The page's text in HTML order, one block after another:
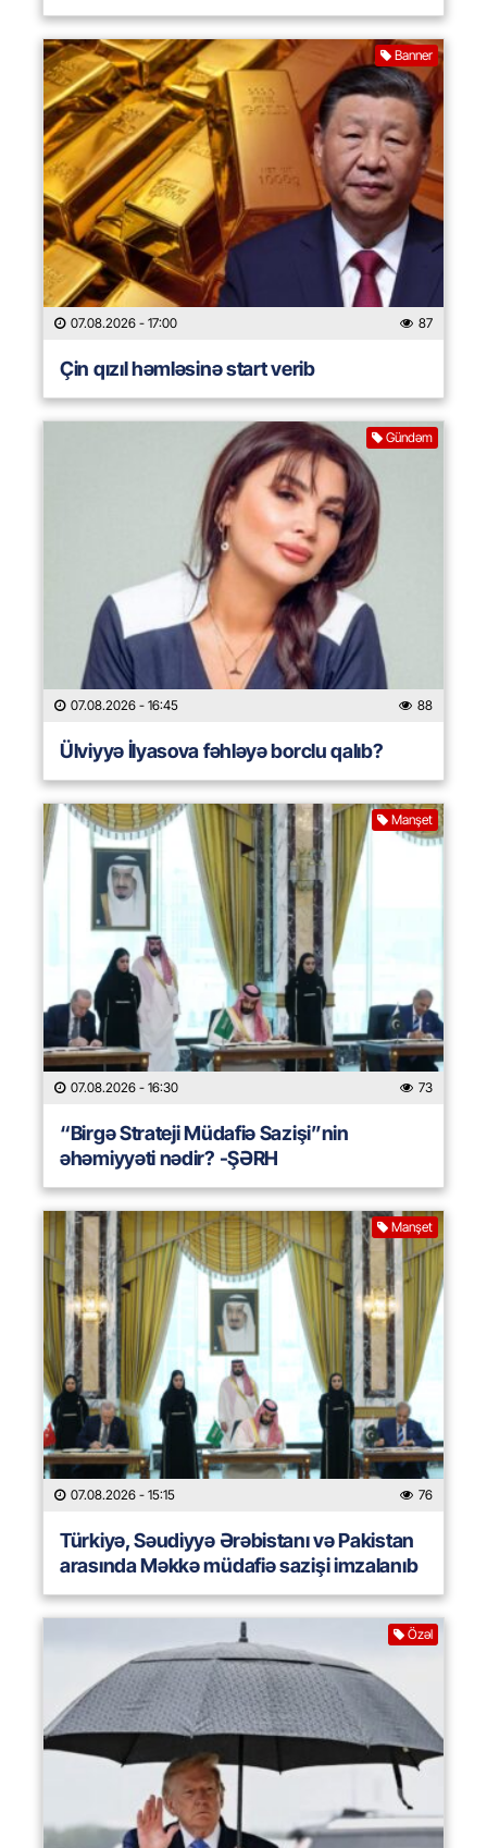
Banner
07.08.2026 - 17:00 87
Çin qızıl həmləsinə start verib
Gündəm
07.08.2026 - 16:45 88
Ülviyyə İlyasova fəhləyə borclu qalıb?
Manşet
07.08.2026 - 16:30 73
“Birgə Strateji Müdafiə Sazişi”nin
əhəmiyyəti nədir? -ŞƏRH
Manşet
07.08.2026 - 15:15 76
Türkiyə, Səudiyyə Ərəbistanı və Pakistan
arasında Məkkə müdafiə sazişi imzalanıb
Özəl